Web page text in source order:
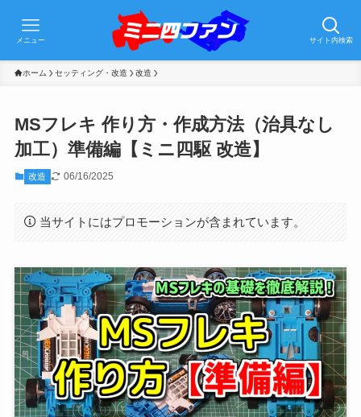
サイト内検索
メニュー
ホーム セッティング・改造 改造
MSフレキ 作り方・作成方法（治具なし
加工）準備編【ミニ四駆 改造】
改造 06/16/2025
当サイトにはプロモーションが含まれています。